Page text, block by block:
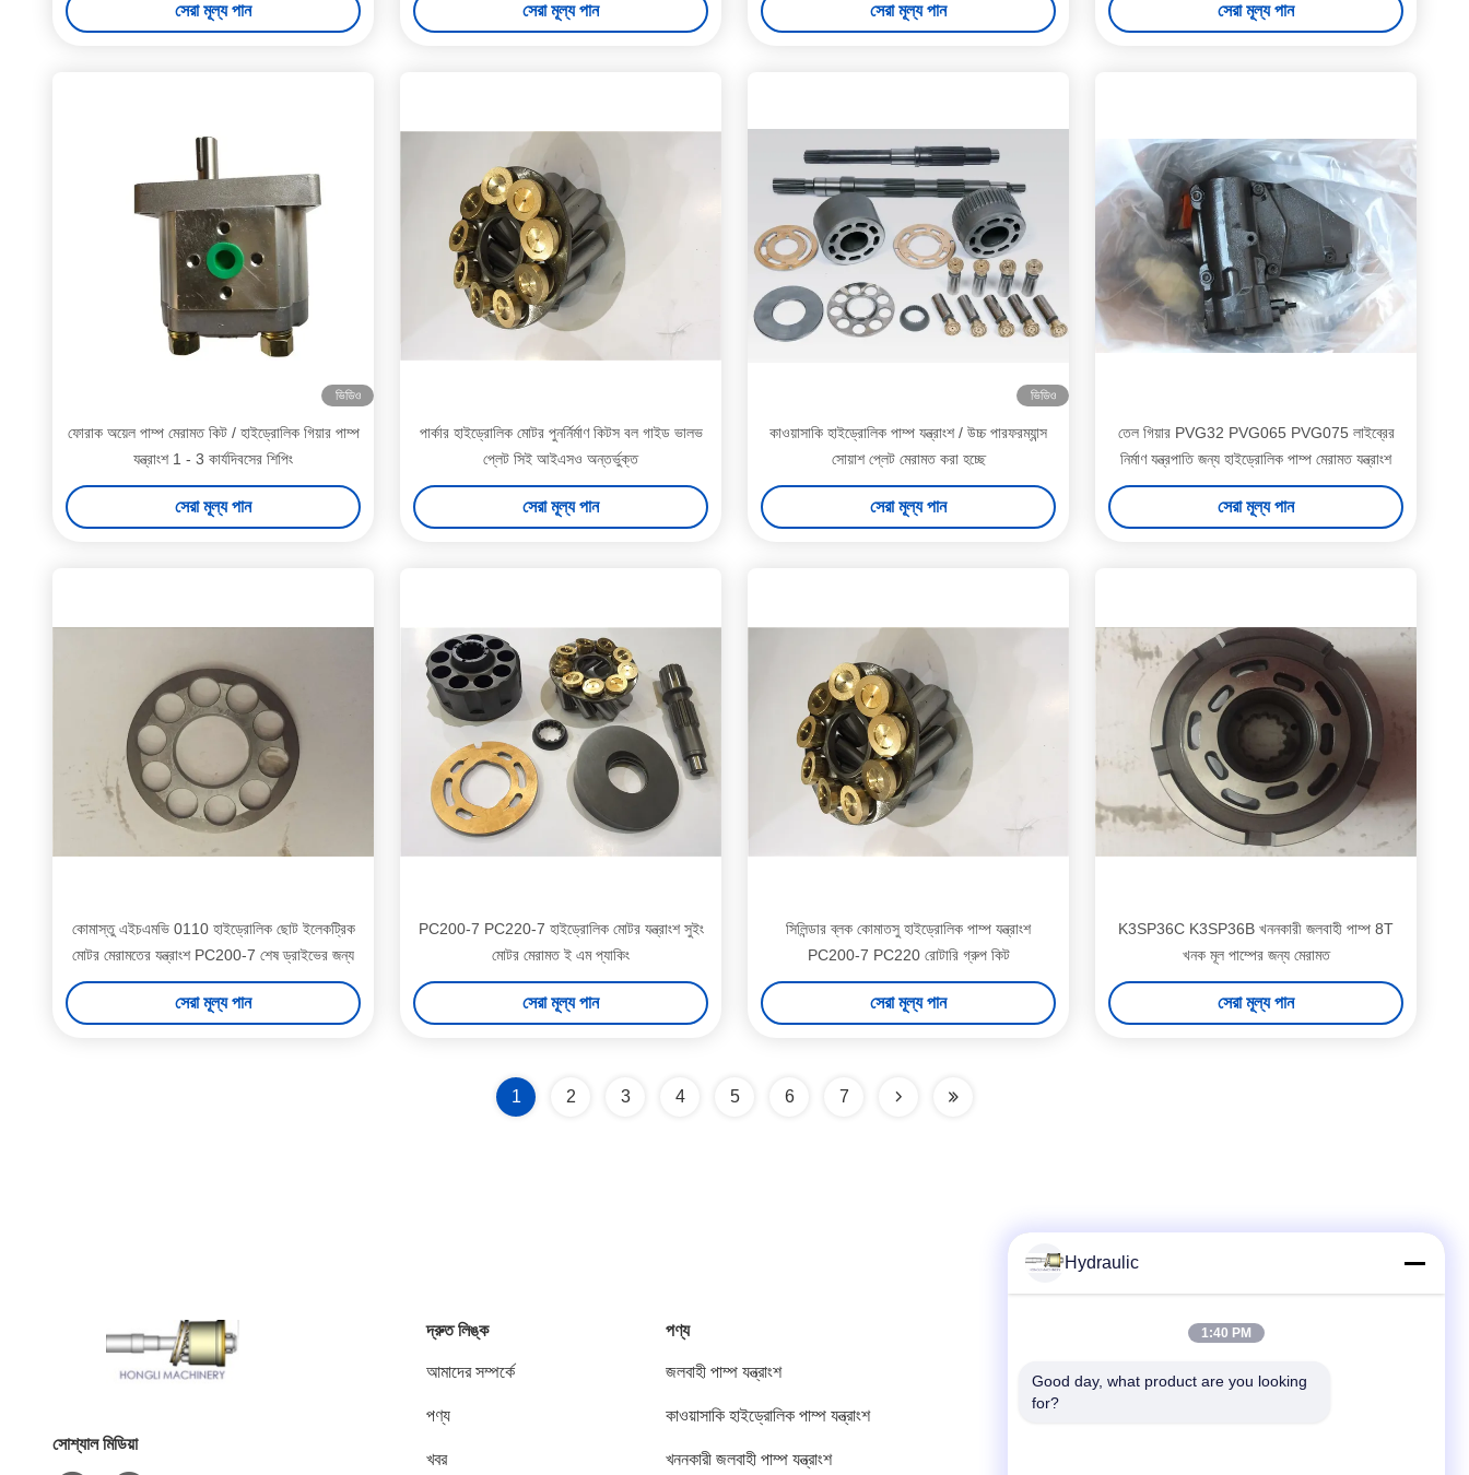
সেরা মূল্য পান সেরা মূল্য পান সেরা মূল্য পান সেরা মূল্য পান
ভিডিও
ফোরাক অয়েল পাম্প মেরামত কিট / হাইড্রোলিক গিয়ার পাম্প
যন্ত্রাংশ 1 - 3 কার্যদিবসের শিপিং
সেরা মূল্য পান
পার্কার হাইড্রোলিক মোটর পুনর্নির্মাণ কিটস বল গাইড ভালভ
প্লেট সিই আইএসও অন্তর্ভুক্ত
সেরা মূল্য পান
ভিডিও
কাওয়াসাকি হাইড্রোলিক পাম্প যন্ত্রাংশ / উচ্চ পারফরম্যান্স
সোয়াশ প্লেট মেরামত করা হচ্ছে
সেরা মূল্য পান
তেল গিয়ার PVG32 PVG065 PVG075 লাইব্রের
নির্মাণ যন্ত্রপাতি জন্য হাইড্রোলিক পাম্প মেরামত যন্ত্রাংশ
সেরা মূল্য পান
কোমাস্তু এইচএমভি 0110 হাইড্রোলিক ছোট ইলেকট্রিক
মোটর মেরামতের যন্ত্রাংশ PC200-7 শেষ ড্রাইভের জন্য
সেরা মূল্য পান
PC200-7 PC220-7 হাইড্রোলিক মোটর যন্ত্রাংশ সুইং
মোটর মেরামত ই এম প্যাকিং
সেরা মূল্য পান
সিলিন্ডার ব্লক কোমাতসু হাইড্রোলিক পাম্প যন্ত্রাংশ
PC200-7 PC220 রোটারি গ্রুপ কিট
সেরা মূল্য পান
K3SP36C K3SP36B খননকারী জলবাহী পাম্প 8T
খনক মূল পাম্পের জন্য মেরামত
সেরা মূল্য পান
1 2 3 4 5 6 7
সোশ্যাল মিডিয়া
দ্রুত লিঙ্ক
আমাদের সম্পর্কে
পণ্য
খবর
পণ্য
জলবাহী পাম্প যন্ত্রাংশ
কাওয়াসাকি হাইড্রোলিক পাম্প যন্ত্রাংশ
খননকারী জলবাহী পাম্প যন্ত্রাংশ
টেলিফোন:
Hydraulic
1:40 PM
Good day, what product are you looking
for?